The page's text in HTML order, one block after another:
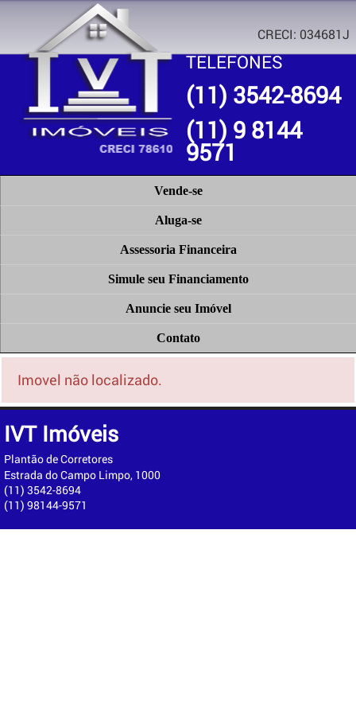
CRECI: 034681J
TELEFONES
(11) 3542-8694
(11) 9 8144
9571
Vende-se
Aluga-se
Assessoria Financeira
Simule seu Financiamento
Anuncie seu Imóvel
Contato
Imovel não localizado.
IVT Imóveis
Plantão de Corretores
Estrada do Campo Limpo, 1000
(11) 3542-8694
(11) 98144-9571